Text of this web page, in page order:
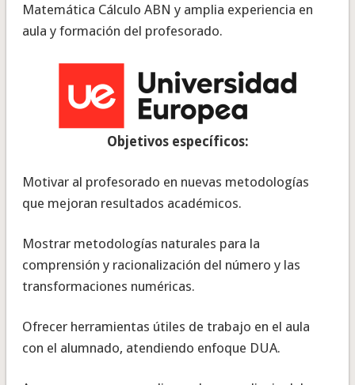
Matemática Cálculo ABN y amplia experiencia en
aula y formación del profesorado.
Objetivos específicos:
Motivar al profesorado en nuevas metodologías
que mejoran resultados académicos.
Mostrar metodologías naturales para la
comprensión y racionalización del número y las
transformaciones numéricas.
Ofrecer herramientas útiles de trabajo en el aula
con el alumnado, atendiendo enfoque DUA.